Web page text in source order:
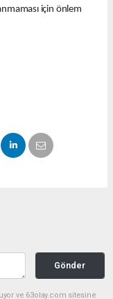
için önlem
Gönder
ve 63olay.com sitesine